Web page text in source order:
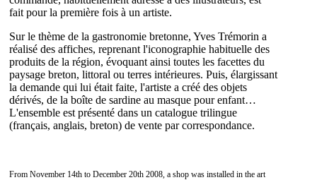
fait pour la première fois à un artiste.
Sur le thème de la gastronomie bretonne, Yves Trémorin a
réalisé des affiches, reprenant l'iconographie habituelle des
produits de la région, évoquant ainsi toutes les facettes du
paysage breton, littoral ou terres intérieures. Puis, élargissant
la demande qui lui était faite, l'artiste a créé des objets
dérivés, de la boîte de sardine au masque pour enfant…
L'ensemble est présenté dans un catalogue trilingue
(français, anglais, breton) de vente par correspondance.
From November 14th to December 20th 2008, a shop was installed in the art